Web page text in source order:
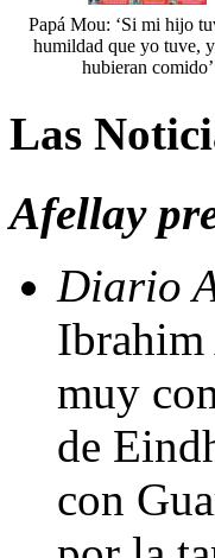
Papá Mou: ‘Si mi hijo
humildad que yo tuve,
hubieran comido’
Las
Afellay
Diario
Ibrahim
muy
de
con